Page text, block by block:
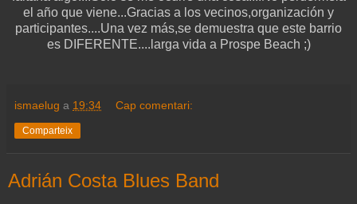
el año que viene...Gracias a los vecinos,organización y
participantes....Una vez más,se demuestra que este barrio
es DIFERENTE....larga vida a Prospe Beach ;)
ismaelug a 19:34 Cap comentari:
Comparteix
Adrián Costa Blues Band